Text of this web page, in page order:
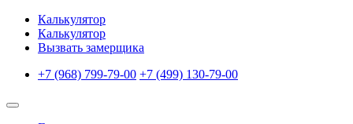
Калькулятор
Калькулятор
Вызвать замерщика
+7 (968) 799-79-00 +7 (499) 130-79-00